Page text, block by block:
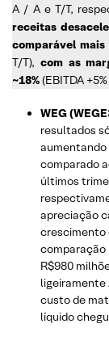
A / A e T/T,
receitas
comparável
T/T), com as
~18%(EBITDA
WEG
resultados
aumentando
comparado
últimos
apreciação
crescimento
comparação
R$980
ligeiramente
custo de
líquido